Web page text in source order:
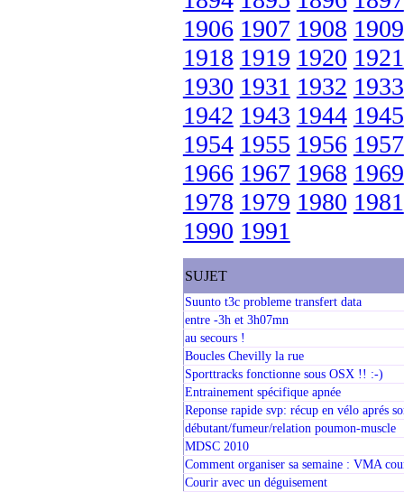
1906 1907 1908 1909
1918 1919 1920 1921
1930 1931 1932 1933
1942 1943 1944 1945
1954 1955 1956 1957
1966 1967 1968 1969
1978 1979 1980 1981
1990 1991
SUJET
Suunto t3c probleme transfert data
entre -3h et 3h07mn
au secours !
Boucles Chevilly la rue
Sporttracks fonctionne sous OSX !! :-)
Entrainement spécifique apnée
Reponse rapide svp: récup en vélo aprés
débutant/fumeur/relation poumon-muscle
MDSC 2010
Comment organiser sa semaine : VMA
Courir avec un déguisement